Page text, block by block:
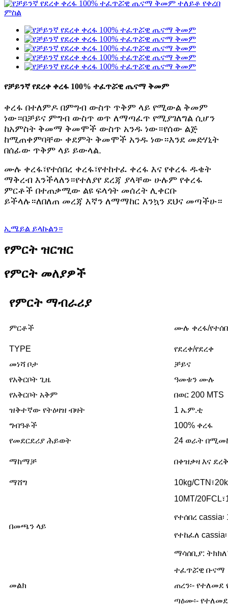
የቻይንኛ የደረቀ ቀረፋ 100% ተፈጥሯዊ ጤናማ ቅመም
ቀረፋ በተለምዶ በምግብ ውስጥ ጥቅም ላይ የሚውል ቅመም
ነው።በቻይና ምግብ ውስጥ ወጥ ለማጣፈጥ የሚያገለግል ሲሆን
ከአምስት ቅመማ ቅመሞች ውስጥ አንዱ ነው።የሰው ልጅ
ከሚጠቀምባቸው ቀደምት ቅመሞች አንዱ ነው።እንደ መድሃኒት
በሰፊው ጥቅም ላይ ይውላል.
ሙሉ ቀረፋ፣የተሰበረ ቀረፋ፣የተከተፈ ቀረፋ እና የቀረፋ ዱቄት
ማቅረብ እንችላለን።የተለያየ ደረጃ ያላቸው ሁሉም የቀረፋ
ምርቶች በተጠቃሚው ልዩ ፍላጎት መሰረት ሊቀርቡ
ይችላሉ።ለበለጠ መረጃ እኛን ለማማከር እንኳን ደህና መጣችሁ።
ኢሜይል ይላኩልን።
የምርት ዝርዝር
የምርት መለያዎች
የምርት ማብራሪያ
ምርቶች ሙሉ ቀረፋ/
TYPE
የደረቀ/የደረቀ
መነሻ ቦታ
ቻይና
የአቅርቦት ጊዜ
ዓመቱን ሙሉ
የአቅርቦት አቅም
በወር 200 MTS
ዝቅተኛው የትዕዛዝ ብዛት
1 ኤም.ቲ
ግብዓቶች
100% ቀረፋ
የመደርደሪያ ሕይወት
24 ወራት
ማከማቻ በቀዝቃዛ እና
ማሸግ 10kg/
በመጫን ላይ
10MT/
የተሰበረ cassia፡
የተከፈለ
ማሳሰቢያ:
መልክ
ተፈጥሯዊ ቡናማ
ጠረን፡- የተለመደ
ጣዕሙ፡-